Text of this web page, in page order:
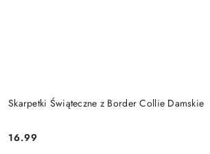
Skarpetki Świąteczne z Border Collie Damskie
Cena:
16.99